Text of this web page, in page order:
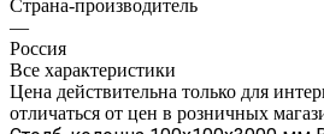
Страна-производитель
—
Россия
Все характеристики
Цена действительна только для
отличаться от цен в розничных